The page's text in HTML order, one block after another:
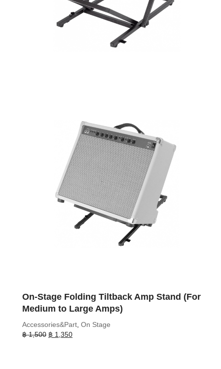
On-Stage Folding Tiltback Amp Stand (For
Medium to Large Amps)
Accessories&Part On Stage
฿1,500 Original
฿ 1,350Current